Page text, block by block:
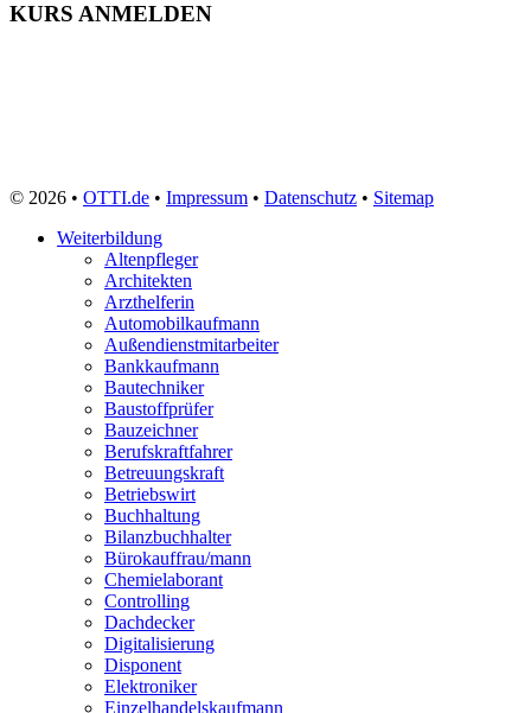
KURS ANMELDEN
© 2026 • OTTI.de • Impressum • Datenschutz • Sitemap
Weiterbildung
Altenpfleger
Architekten
Arzthelferin
Automobilkaufmann
Außendienstmitarbeiter
Bankkaufmann
Bautechniker
Baustoffprüfer
Bauzeichner
Berufskraftfahrer
Betreuungskraft
Betriebswirt
Buchhaltung
Bilanzbuchhalter
Bürokauffrau/mann
Chemielaborant
Controlling
Dachdecker
Digitalisierung
Disponent
Elektroniker
Einzelhandelskaufmann